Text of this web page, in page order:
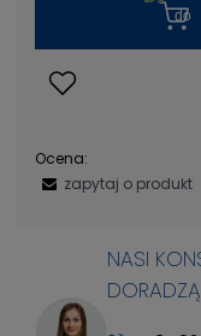
Ocena:
zapytaj o produkt
NASI
DORADZĄ